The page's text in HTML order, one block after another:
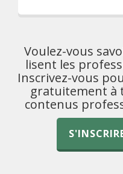
Voulez-vous
lisent les
Inscrivez-vous
gratuitement à
contenus